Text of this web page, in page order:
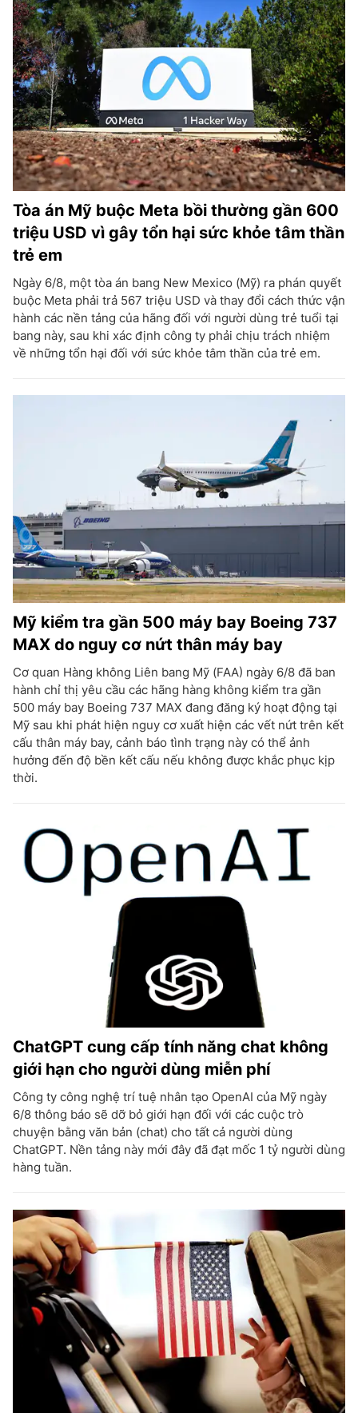
Tòa án Mỹ buộc Meta bồi thường gần 600
triệu USD vì gây tổn hại sức khỏe tâm thần
trẻ em
Ngày 6/8, một tòa án bang New Mexico (Mỹ) ra phán quyết
buộc Meta phải trả 567 triệu USD và thay đổi cách thức vận
hành các nền tảng của hãng đối với người dùng trẻ tuổi tại
bang này, sau khi xác định công ty phải chịu trách nhiệm
về những tổn hại đối với sức khỏe tâm thần của trẻ em.
Mỹ kiểm tra gần 500 máy bay Boeing 737
MAX do nguy cơ nứt thân máy bay
Cơ quan Hàng không Liên bang Mỹ (FAA) ngày 6/8 đã ban
hành chỉ thị yêu cầu các hãng hàng không kiểm tra gần
500 máy bay Boeing 737 MAX đang đăng ký hoạt động tại
Mỹ sau khi phát hiện nguy cơ xuất hiện các vết nứt trên kết
cấu thân máy bay, cảnh báo tình trạng này có thể ảnh
hưởng đến độ bền kết cấu nếu không được khắc phục kịp
thời.
ChatGPT cung cấp tính năng chat không
giới hạn cho người dùng miễn phí
Công ty công nghệ trí tuệ nhân tạo OpenAI của Mỹ ngày
6/8 thông báo sẽ dỡ bỏ giới hạn đối với các cuộc trò
chuyện bằng văn bản (chat) cho tất cả người dùng
ChatGPT. Nền tảng này mới đây đã đạt mốc 1 tỷ người dùng
hàng tuần.